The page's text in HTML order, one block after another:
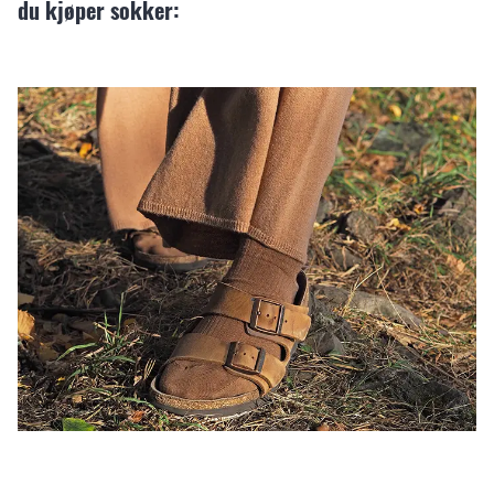
du kjøper sokker: